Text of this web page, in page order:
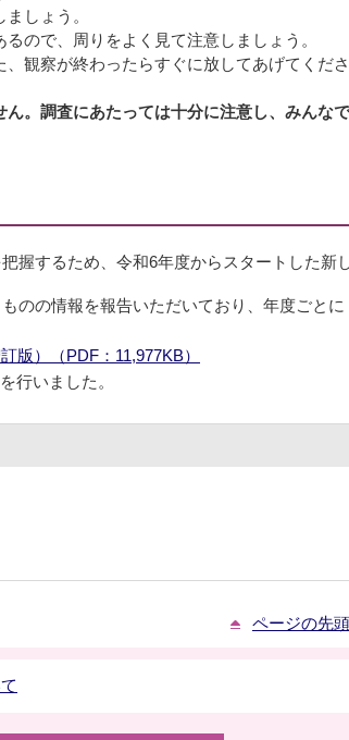
しょう。
ので、周りをよく見て注意しましょう。
観察が終わったらすぐに放してあげてくださ
。調査にあたっては十分に注意し、みんなで
握するため、令和6年度からスタートした新
のの情報を報告いただいており、年度ごとに
版）（PDF：11,977KB）
行いました。
ページの先